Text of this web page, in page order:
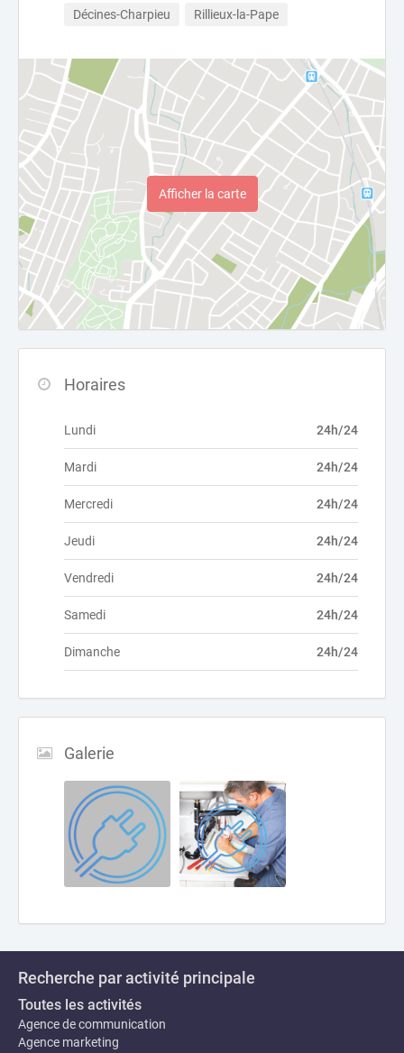
Décines-Charpieu Rillieux-la-Pape
Afficher la carte
Horaires
Lundi 24h/24
Mardi 24h/24
Mercredi 24h/24
Jeudi 24h/24
Vendredi 24h/24
Samedi 24h/24
Dimanche 24h/24
Galerie
Recherche par activité principale
Toutes les activités
Agence de communication
Agence marketing